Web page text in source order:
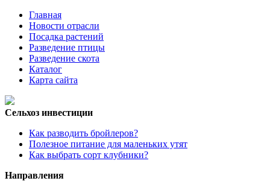
Главная
Новости отрасли
Посадка растений
Разведение птицы
Разведение скота
Каталог
Карта сайта
Сельхоз инвестиции
Как разводить бройлеров?
Полезное питание для маленьких утят
Как выбрать сорт клубники?
Направления